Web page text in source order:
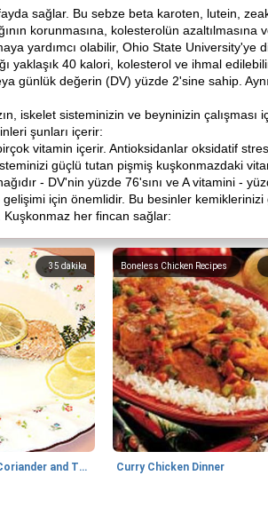
sağlar. Bu sebze beta karoten, lutein,
korunmasına, kolesterolün
yardımcı olabilir, Ohio State University'ye
yaklaşık 40 kalori, kolesterol ve ihmal
günlük değerin (DV) yüzde 2'sine sahip.
iskelet sisteminizin ve beyninizin
şunları içerir:
vitamin içerir. Antioksidanlar oksidatif
güçlü tutan pişmiş kuşkonmazdaki
- DV'nin yüzde 76'sını ve A vitamini -
için önemlidir. Bu besinler kemiklerinizi
Kuşkonmaz her fincan sağlar:
35 dakika
Baked Salmon with Coriander and Thyme
Boneless Chicken Recipes
Curry Chicken Dinner